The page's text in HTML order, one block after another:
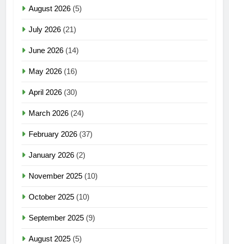
August 2026 (5)
July 2026 (21)
June 2026 (14)
May 2026 (16)
April 2026 (30)
March 2026 (24)
February 2026 (37)
January 2026 (2)
November 2025 (10)
October 2025 (10)
September 2025 (9)
August 2025 (5)